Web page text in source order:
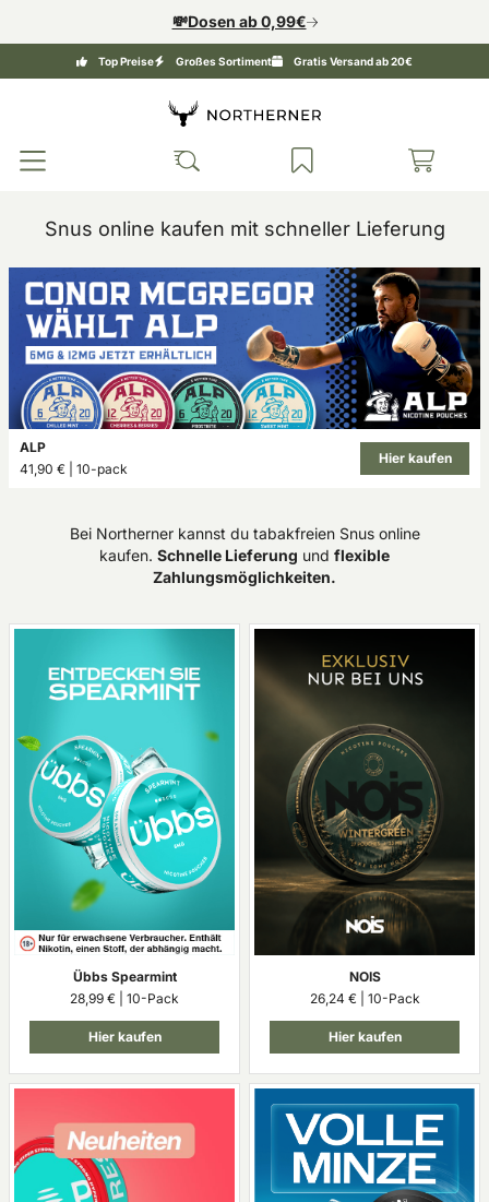
💸Dosen ab 0,99€
Top Preise Großes Sortiment Gratis Versand ab 20€
Snus online kaufen mit schneller Lieferung
ALP
41,90 € | 10-pack
Hier kaufen
Bei Northerner kannst du tabakfreien Snus online
kaufen. Schnelle Lieferung und flexible
Zahlungsmöglichkeiten.
Übbs Spearmint
28,99 € | 10-Pack
Hier kaufen
NOIS
26,24 € | 10-Pack
Hier kaufen